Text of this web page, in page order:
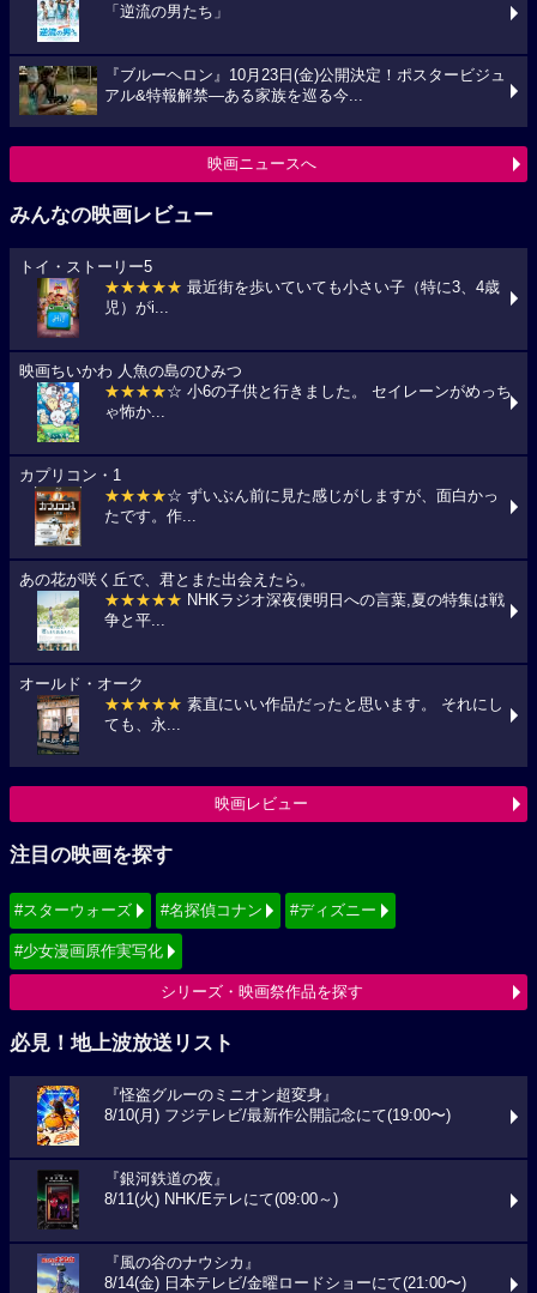
「逆流の男たち」
『ブルーヘロン』10月23日(金)公開決定！ポスタービジュ
アル&特報解禁―ある家族を巡る今...
映画ニュースへ
みんなの映画レビュー
トイ・ストーリー5
★★★★★ 最近街を歩いていても小さい子（特に3、4歳
児）がi...
映画ちいかわ 人魚の島のひみつ
★★★★☆ 小6の子供と行きました。 セイレーンがめっち
ゃ怖か...
カプリコン・1
★★★★☆ ずいぶん前に見た感じがしますが、面白かっ
たです。作...
あの花が咲く丘で、君とまた出会えたら。
★★★★★ NHKラジオ深夜便明日への言葉,夏の特集は戦
争と平...
オールド・オーク
★★★★★ 素直にいい作品だったと思います。 それにし
ても、永...
映画レビュー
注目の映画を探す
#スターウォーズ #名探偵コナン #ディズニー
#少女漫画原作実写化
シリーズ・映画祭作品を探す
必見！地上波放送リスト
『怪盗グルーのミニオン超変身』
8/10(月) フジテレビ/最新作公開記念にて(19:00〜)
『銀河鉄道の夜』
8/11(火) NHK/Eテレにて(09:00～)
『風の谷のナウシカ』
8/14(金) 日本テレビ/金曜ロードショーにて(21:00〜)